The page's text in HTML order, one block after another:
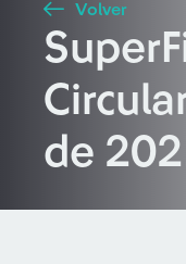
Buscar
Volver
de